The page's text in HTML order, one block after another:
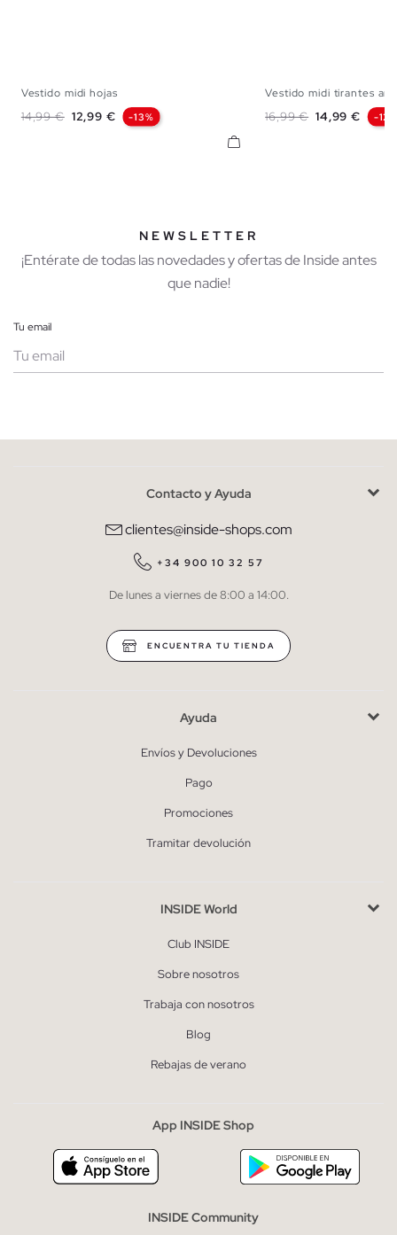
S
Vestido midi hojas
Precio base
14,99 € Precio
12,99 € -13%
Vestido midi tirantes
Precio base
16,99 € Precio
14,99 € -
NEWSLETTER
¡Entérate de todas las novedades y ofertas de Inside antes
que nadie!
Tu email
He leído y entiendo lapolítica de privacidad
QUIERO SUSCRIBIRME
* Puedes cancelar la suscripción en cualquier momento.
Contacto y Ayuda
clientes@inside-shops.com
+34 900 10 32 57
De lunes a viernes de 8:00 a 14:00.
ENCUENTRA TU TIENDA
Ayuda
Envíos y Devoluciones
Pago
Promociones
Tramitar devolución
INSIDE World
Club INSIDE
Sobre nosotros
Trabaja con nosotros
Blog
Rebajas de verano
App INSIDE Shop
INSIDE Community